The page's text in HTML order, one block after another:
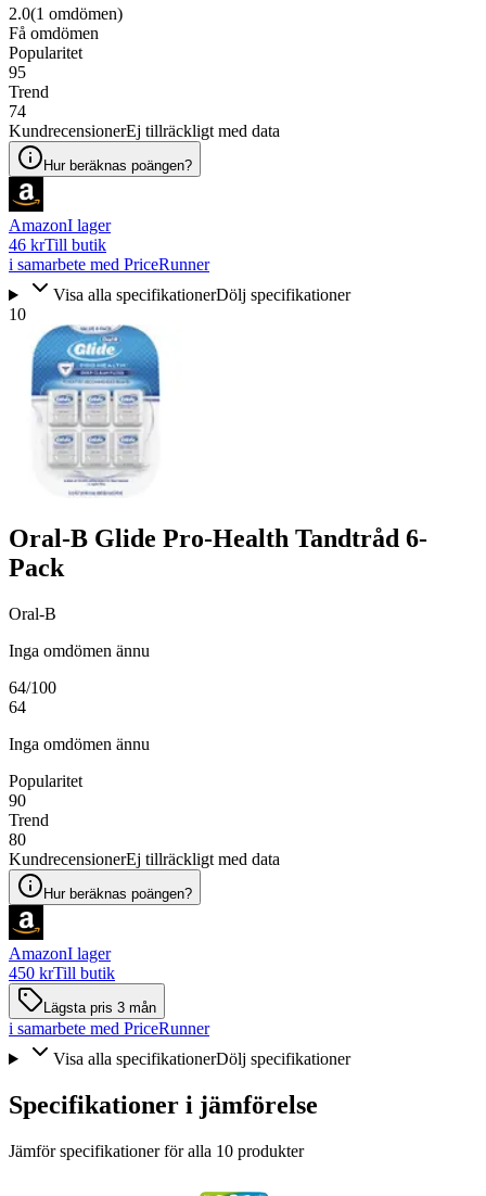
2.0(1 omdömen)
Få omdömen
Popularitet
95
Trend
74
KundrecensionerEj tillräckligt med data
Hur beräknas poängen?
AmazonI lager
46 krTill butik
i samarbete med PriceRunner
Visa alla specifikationerDölj specifikationer
10
Oral-B Glide Pro-Health Tandtråd 6-
Pack
Oral-B
Inga omdömen ännu
64/100
64
Inga omdömen ännu
Popularitet
90
Trend
80
KundrecensionerEj tillräckligt med data
Hur beräknas poängen?
AmazonI lager
450 krTill butik
Lägsta pris 3 mån
i samarbete med PriceRunner
Visa alla specifikationerDölj specifikationer
Specifikationer i jämförelse
Jämför specifikationer för alla 10 produkter